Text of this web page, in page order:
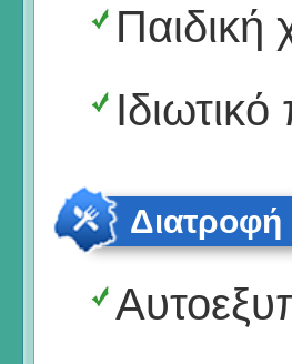
Παιδική
Διατροφή